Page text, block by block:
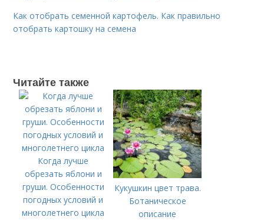
Как отобрать семенной картофель. Как правильно
отобрать картошку на семена
Читайте также
Когда лучше
обрезать яблони и
груши. Особенности
погодных условий и
многолетнего цикла
Кукушкин цвет трава.
Ботаническое
описание